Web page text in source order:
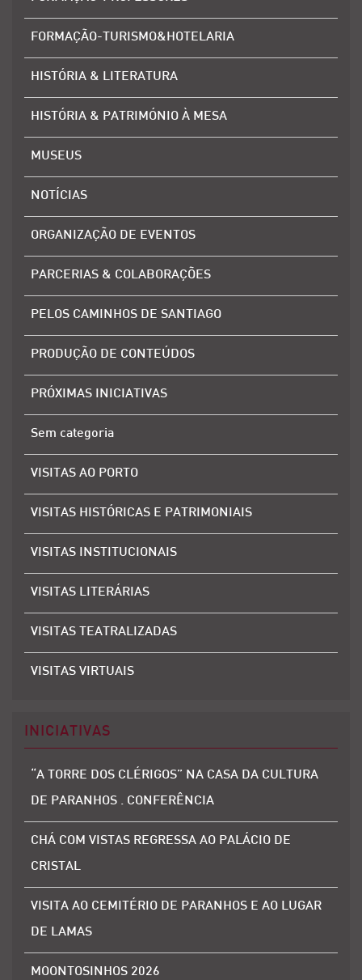
FORMAÇÃO-TURISMO&HOTELARIA
HISTÓRIA & LITERATURA
HISTÓRIA & PATRIMÓNIO À MESA
MUSEUS
NOTÍCIAS
ORGANIZAÇÃO DE EVENTOS
PARCERIAS & COLABORAÇÕES
PELOS CAMINHOS DE SANTIAGO
PRODUÇÃO DE CONTEÚDOS
PRÓXIMAS INICIATIVAS
Sem categoria
VISITAS AO PORTO
VISITAS HISTÓRICAS E PATRIMONIAIS
VISITAS INSTITUCIONAIS
VISITAS LITERÁRIAS
VISITAS TEATRALIZADAS
VISITAS VIRTUAIS
INICIATIVAS
“A TORRE DOS CLÉRIGOS” NA CASA DA CULTURA
DE PARANHOS . CONFERÊNCIA
CHÁ COM VISTAS REGRESSA AO PALÁCIO DE
CRISTAL
VISITA AO CEMITÉRIO DE PARANHOS E AO LUGAR
DE LAMAS
MOONTOSINHOS 2026